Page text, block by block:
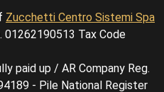
Zucchetti Centro Sistemi Spa
01262190513 Tax Code
paid up / AR Company Reg.
- Pile National Register